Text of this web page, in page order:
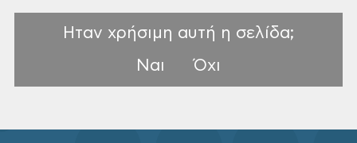
Ηταν χρήσιμη αυτή η σελίδα;
Ναι
Όχι